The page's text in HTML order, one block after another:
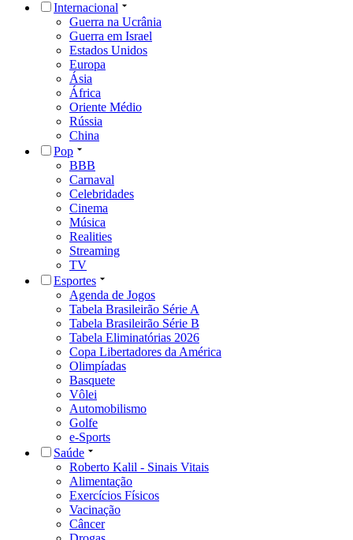
Internacional
Guerra na Ucrânia
Guerra em Israel
Estados Unidos
Europa
Ásia
África
Oriente Médio
Rússia
China
Pop
BBB
Carnaval
Celebridades
Cinema
Música
Realities
Streaming
TV
Esportes
Agenda de Jogos
Tabela Brasileirão Série A
Tabela Brasileirão Série B
Tabela Eliminatórias 2026
Copa Libertadores da América
Olimpíadas
Basquete
Vôlei
Automobilismo
Golfe
e-Sports
Saúde
Roberto Kalil - Sinais Vitais
Alimentação
Exercícios Físicos
Vacinação
Câncer